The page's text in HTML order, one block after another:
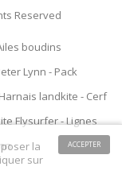
Reserved
boudins
Lynn - Pack
Harnais landkite - Cerf
Flysurfer-Lignes
ACCEPTER
la
sur